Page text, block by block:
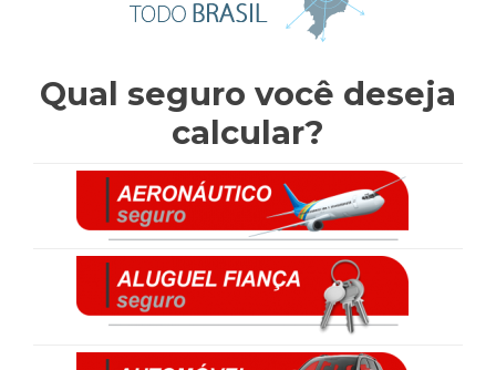
Qual seguro você deseja
calcular?